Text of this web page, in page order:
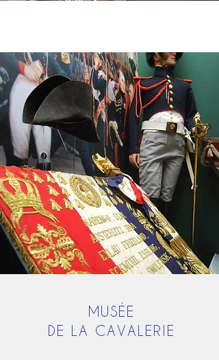
MUSÉE
DE LA CAVALERIE